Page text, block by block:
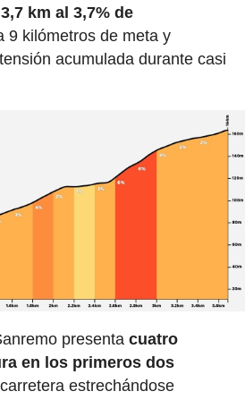
3,7 km al 3,7% de
9 kilómetros de meta y
acumulada durante casi
presenta cuatro
en los primeros dos
estrechándose